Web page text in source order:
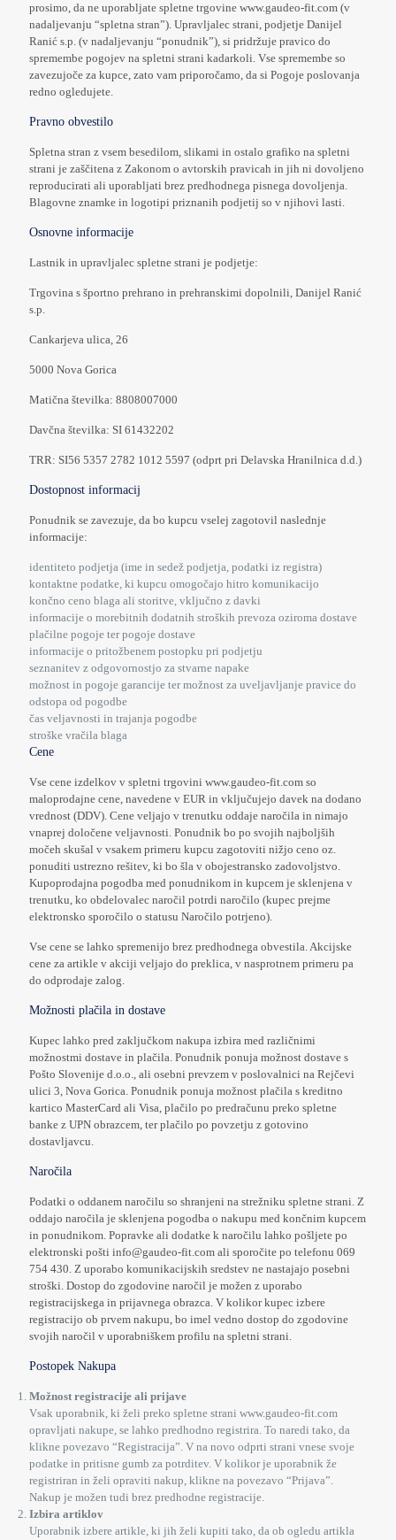
prosimo, da ne uporabljate spletne trgovine www.gaudeo-fit.com (v
nadaljevanju “spletna stran”). Upravljalec strani, podjetje Danijel
Ranić s.p. (v nadaljevanju “ponudnik”), si pridržuje pravico do
spremembe pogojev na spletni strani kadarkoli. Vse spremembe so
zavezujoče za kupce, zato vam priporočamo, da si Pogoje poslovanja
redno ogledujete.
Pravno obvestilo
Spletna stran z vsem besedilom, slikami in ostalo grafiko na spletni
strani je zaščitena z Zakonom o avtorskih pravicah in jih ni dovoljeno
reproducirati ali uporabljati brez predhodnega pisnega dovoljenja.
Blagovne znamke in logotipi priznanih podjetij so v njihovi lasti.
Osnovne informacije
Lastnik in upravljalec spletne strani je podjetje:
Trgovina s športno prehrano in prehranskimi dopolnili, Danijel Ranić
s.p.
Cankarjeva ulica, 26
5000 Nova Gorica
Matična številka: 8808007000
Davčna številka: SI 61432202
TRR: SI56 5357 2782 1012 5597 (odprt pri Delavska Hranilnica d.d.)
Dostopnost informacij
Ponudnik se zavezuje, da bo kupcu vselej zagotovil naslednje
informacije:
identiteto podjetja (ime in sedež podjetja, podatki iz registra)
kontaktne podatke, ki kupcu omogočajo hitro komunikacijo
končno ceno blaga ali storitve, vključno z davki
informacije o morebitnih dodatnih stroških prevoza oziroma dostave
plačilne pogoje ter pogoje dostave
informacije o pritožbenem postopku pri podjetju
seznanitev z odgovornostjo za stvarne napake
možnost in pogoje garancije ter možnost za uveljavljanje pravice do
odstopa od pogodbe
čas veljavnosti in trajanja pogodbe
stroške vračila blaga
Cene
Vse cene izdelkov v spletni trgovini www.gaudeo-fit.com so
maloprodajne cene, navedene v EUR in vključujejo davek na dodano
vrednost (DDV). Cene veljajo v trenutku oddaje naročila in nimajo
vnaprej določene veljavnosti. Ponudnik bo po svojih najboljših
močeh skušal v vsakem primeru kupcu zagotoviti nižjo ceno oz.
ponuditi ustrezno rešitev, ki bo šla v obojestransko zadovoljstvo.
Kupoprodajna pogodba med ponudnikom in kupcem je sklenjena v
trenutku, ko obdelovalec naročil potrdi naročilo (kupec prejme
elektronsko sporočilo o statusu Naročilo potrjeno).
Vse cene se lahko spremenijo brez predhodnega obvestila. Akcijske
cene za artikle v akciji veljajo do preklica, v nasprotnem primeru pa
do odprodaje zalog.
Možnosti plačila in dostave
Kupec lahko pred zaključkom nakupa izbira med različnimi
možnostmi dostave in plačila. Ponudnik ponuja možnost dostave s
Pošto Slovenije d.o.o., ali osebni prevzem v poslovalnici na Rejčevi
ulici 3, Nova Gorica. Ponudnik ponuja možnost plačila s kreditno
kartico MasterCard ali Visa, plačilo po predračunu preko spletne
banke z UPN obrazcem, ter plačilo po povzetju z gotovino
dostavljavcu.
Naročila
Podatki o oddanem naročilu so shranjeni na strežniku spletne strani. Z
oddajo naročila je sklenjena pogodba o nakupu med končnim kupcem
in ponudnikom. Popravke ali dodatke k naročilu lahko pošljete po
elektronski pošti info@gaudeo-fit.com ali sporočite po telefonu 069
754 430. Z uporabo komunikacijskih sredstev ne nastajajo posebni
stroški. Dostop do zgodovine naročil je možen z uporabo
registracijskega in prijavnega obrazca. V kolikor kupec izbere
registracijo ob prvem nakupu, bo imel vedno dostop do zgodovine
svojih naročil v uporabniškem profilu na spletni strani.
Postopek Nakupa
Možnost registracije ali prijave
Vsak uporabnik, ki želi preko spletne strani www.gaudeo-fit.com
opravljati nakupe, se lahko predhodno registrira. To naredi tako, da
klikne povezavo “Registracija”. V na novo odprti strani vnese svoje
podatke in pritisne gumb za potrditev. V kolikor je uporabnik že
registriran in želi opraviti nakup, klikne na povezavo “Prijava”.
Nakup je možen tudi brez predhodne registracije.
Izbira artiklov
Uporabnik izbere artikle, ki jih želi kupiti tako, da ob ogledu artikla